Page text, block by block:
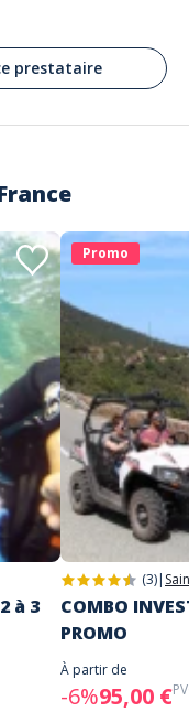
prestataire
à 3
Promo
(3)|
COMBO
PROMO
À partir de
-6%95,00 €